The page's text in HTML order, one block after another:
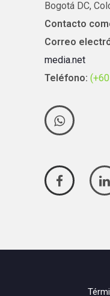
Bogotá DC,
Contacto
Correo
media.net
Teléfono: